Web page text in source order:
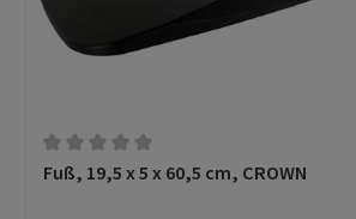
Durchschnittliche Bewertung von 0 von
Fuß, 19,5 x 5 x 60,5 cm, CROWN